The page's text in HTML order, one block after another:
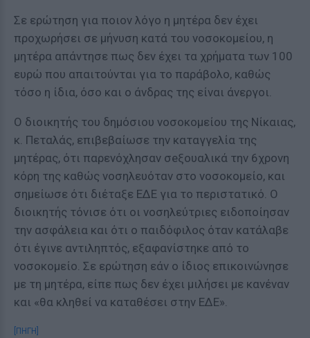
Σε ερώτηση για ποιον λόγο η μητέρα δεν έχει
προχωρήσει σε μήνυση κατά του νοσοκομείου, η
μητέρα απάντησε πως δεν έχει τα χρήματα των 100
ευρώ που απαιτούνται για το παράβολο, καθώς
τόσο η ίδια, όσο και ο άνδρας της είναι άνεργοι.
Ο διοικητής του δημόσιου νοσοκομείου της Νίκαιας,
κ. Πεταλάς, επιβεβαίωσε την καταγγελία της
μητέρας, ότι παρενόχλησαν σeξουαλικά την 6χρονη
κόρη της καθώς νοσηλευόταν στο νοσοκομείο, και
σημείωσε ότι διέταξε ΕΔΕ για το περιστατικό. Ο
διοικητής τόνισε ότι οι νοσηλεύτριες ειδοποίησαν
την ασφάλεια και ότι ο παιδόφιλος όταν κατάλαβε
ότι έγινε αντιληπτός, εξαφανίστηκε από το
νοσοκομείο. Σε ερώτηση εάν ο ίδιος επικοινώνησε
με τη μητέρα, είπε πως δεν έχει μιλήσει με κανέναν
και «θα κληθεί να καταθέσει στην ΕΔΕ».
[ΠΗΓΗ]